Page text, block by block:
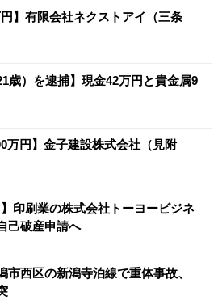
円】有限会社ネクストアイ（三条
歳）を逮捕】現金42万円と貴金属9
万円】金子建設株式会社（見附
】印刷業の株式会社トーヨービジネ
己破産申請へ
市西区の新潟寺泊線で重体事故、